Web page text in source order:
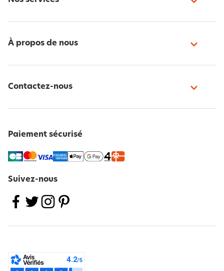
À propos de nous
Contactez-nous
Paiement sécurisé
Suivez-nous